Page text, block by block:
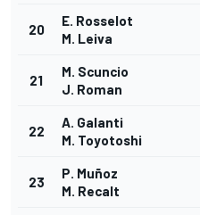
20
E. Rosselot
M. Leiva
21
M. Scuncio
J. Roman
22
A. Galanti
M. Toyotoshi
23
P. Muñoz
M. Recalt